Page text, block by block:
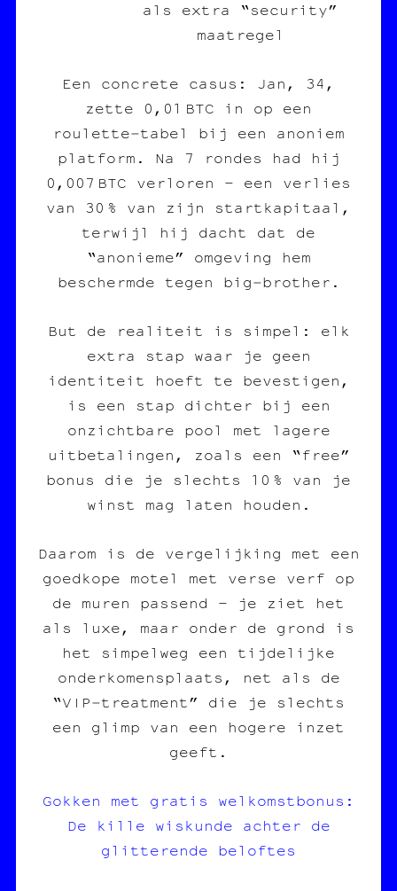
als extra “security”
maatregel
Een concrete casus: Jan, 34,
zette 0,01 BTC in op een
roulette‑tabel bij een anoniem
platform. Na 7 rondes had hij
0,007 BTC verloren – een verlies
van 30 % van zijn startkapitaal,
terwijl hij dacht dat de
“anonieme” omgeving hem
beschermde tegen big‑brother.
But de realiteit is simpel: elk
extra stap waar je geen
identiteit hoeft te bevestigen,
is een stap dichter bij een
onzichtbare pool met lagere
uitbetalingen, zoals een “free”
bonus die je slechts 10 % van je
winst mag laten houden.
Daarom is de vergelijking met een
goedkope motel met verse verf op
de muren passend – je ziet het
als luxe, maar onder de grond is
het simpelweg een tijdelijke
onderkomensplaats, net als de
“VIP‑treatment” die je slechts
een glimp van een hogere inzet
geeft.
Gokken met gratis welkomstbonus:
De kille wiskunde achter de
glitterende beloftes